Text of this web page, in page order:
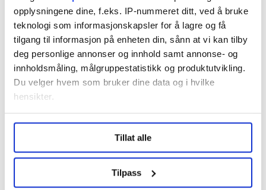
opplysningene dine, f.eks. IP-nummeret ditt, ved å bruke
teknologi som informasjonskapsler for å lagre og få
tilgang til informasjon på enheten din, sånn at vi kan tilby
deg personlige annonser og innhold samt annonse- og
innholdsmåling, målgruppestatistikk og produktutvikling.
Du velger hvem som bruker dine data og i hvilke
hensikter.
Undermer infokan du lese om hvordan dine personlige
data behandles og hvordan du kan velge hvordan de skal
brukes. Du kan hele tiden endre eller trekke tilbake ditt
samtykke fra erklæringen om informasjonskapsler.
Tillat alle
Tilpass
Dette er en sak fra
Vi skriver om ansatte i mat- og
drikkevareindustrien.
Les mer fra oss